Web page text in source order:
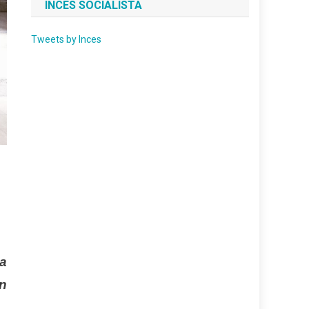
INCES SOCIALISTA
Tweets by Inces